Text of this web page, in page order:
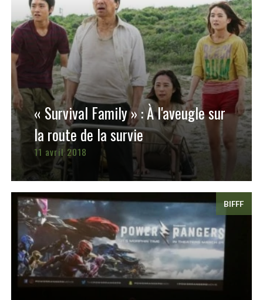
« Survival Family » : À l'aveugle sur
la route de la survie
11 avril 2018
BIFFF